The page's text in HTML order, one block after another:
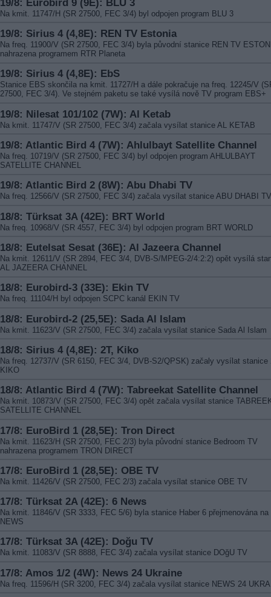
Na kmit. 11747/H (SR 27500, FEC 3/4) byl odpojen program BLU 3
19/8: Sirius 4 (4,8E): REN TV Estonia
Na freq. 11900/V (SR 27500, FEC 3/4) byla původní stanice REN TV
nahrazena programem RTR Planeta
19/8: Sirius 4 (4,8E): EbS
Stanice EBS skončila na kmit. 11727/H a dále pokračuje na freq. 12245/V
27500, FEC 3/4). Ve stejném paketu se také vysílá nově TV program EBS+
19/8: Nilesat 101/102 (7W): Al Ketab
Na kmit. 11747/V (SR 27500, FEC 3/4) začala vysílat stanice AL KETAB
19/8: Atlantic Bird 4 (7W): Ahlulbayt Satellite Channel
Na freq. 10719/V (SR 27500, FEC 3/4) byl odpojen program AHLULBAYT
SATELLITE CHANNEL
19/8: Atlantic Bird 2 (8W): Abu Dhabi TV
Na freq. 12566/V (SR 27500, FEC 3/4) začala vysílat stanice ABU DHABI TV
18/8: Türksat 3A (42E): BRT World
Na freq. 10968/V (SR 4557, FEC 3/4) byl odpojen program BRT WORLD
18/8: Eutelsat Sesat (36E): Al Jazeera Channel
Na kmit. 12611/V (SR 2894, FEC 3/4, DVB-S/MPEG-2/4:2:2) opět vysílá
AL JAZEERA CHANNEL
18/8: Eurobird-3 (33E): Ekin TV
Na freq. 11104/H byl odpojen SCPC kanál EKIN TV
18/8: Eurobird-2 (25,5E): Sada Al Islam
Na kmit. 11623/V (SR 27500, FEC 3/4) začala vysílat stanice Sada Al Islam
18/8: Sirius 4 (4,8E): 2T, Kiko
Na freq. 12737/V (SR 6150, FEC 3/4, DVB-S2/QPSK) začaly vysílat stanice
KIKO
18/8: Atlantic Bird 4 (7W): Tabreekat Satellite Channel
Na kmit. 10873/V (SR 27500, FEC 3/4) opět začala vysílat stanice
SATELLITE CHANNEL
17/8: EuroBird 1 (28,5E): Tron Direct
Na kmit. 11623/H (SR 27500, FEC 2/3) byla původní stanice Bedroom TV
nahrazena programem TRON DIRECT
17/8: EuroBird 1 (28,5E): OBE TV
Na kmit. 11426/V (SR 27500, FEC 2/3) začala vysílat stanice OBE TV
17/8: Türksat 2A (42E): 6 News
Na kmit. 11846/V (SR 3333, FEC 5/6) byla stanice Haber 6 přejmenována na
NEWS
17/8: Türksat 3A (42E): Doğu TV
Na kmit. 11083/V (SR 8888, FEC 3/4) začala vysílat stanice DOğU TV
17/8: Amos 1/2 (4W): News 24 Ukraine
Na freq. 11596/H (SR 3200, FEC 3/4) začala vysílat stanice NEWS 24